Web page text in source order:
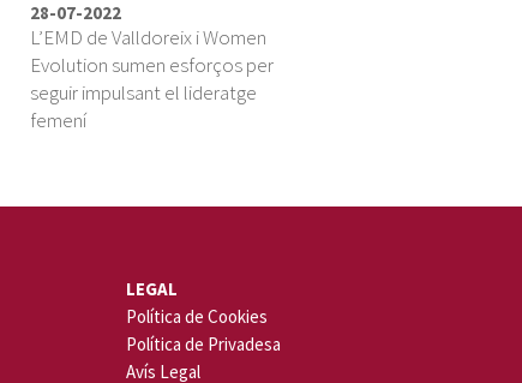
28-07-2022
L’EMD de Valldoreix i Women
Evolution sumen esforços per
seguir impulsant el lideratge
femení
LEGAL
Política de Cookies
Política de Privadesa
Avís Legal